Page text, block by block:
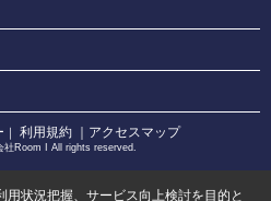
利用規約 ｜アクセスマップ
社Room I All rights reserved.
状況把握、サービス向上検討を目的と